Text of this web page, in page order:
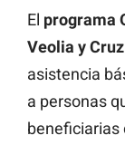
El programa
Veolia y
asistencia
a personas
beneficiarias